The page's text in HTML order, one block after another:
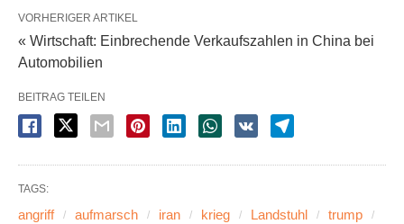
VORHERIGER ARTIKEL
« Wirtschaft: Einbrechende Verkaufszahlen in China bei
Automobilien
BEITRAG TEILEN
TAGS:
angriff aufmarsch iran krieg Landstuhl
trump